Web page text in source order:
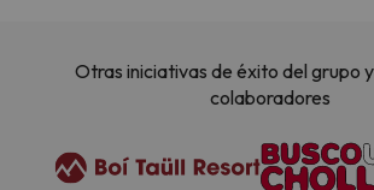
Otras iniciativas de éxito del grupo
colaboradores